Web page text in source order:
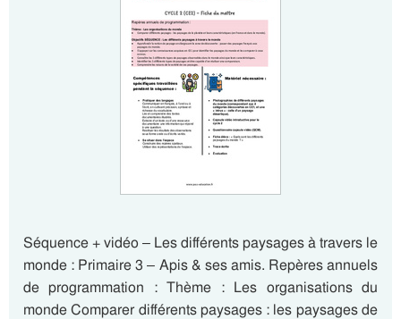
Séquence + vidéo – Les différents paysages à travers le
monde : Primaire 3 – Apis & ses amis. Repères annuels
de programmation : Thème : Les organisations du
monde Comparer différents paysages : les paysages de